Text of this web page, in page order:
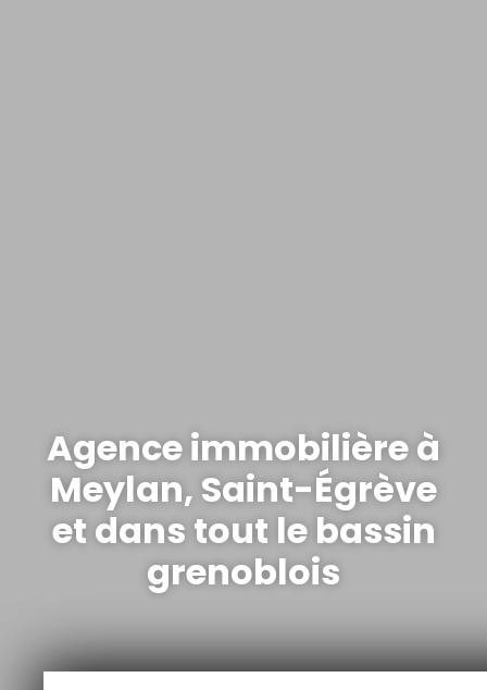
Agence immobilière à
Meylan, Saint-Égrève
et dans tout le bassin
grenoblois